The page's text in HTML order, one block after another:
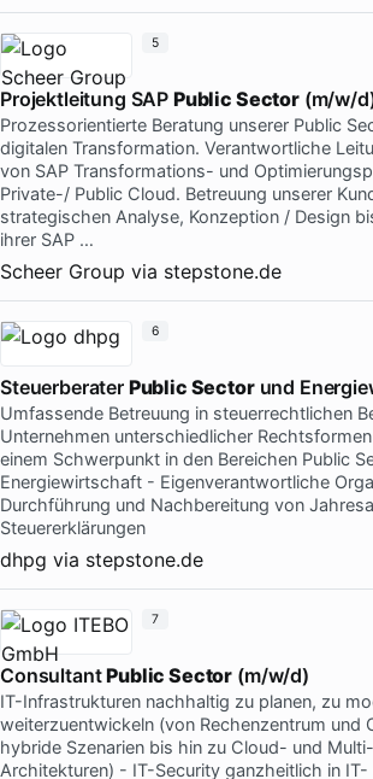
Projektleitung SAP Public Sector(m/w/
Prozessorientierte Beratung unserer Public
digitalen Transformation. Verantwortliche
von SAP Transformations- und
Private-/ Public Cloud. Betreuung unserer
strategischen Analyse, Konzeption / Design
ihrer SAP …
Scheer Group via stepstone.de
5
Steuerberater Public Sectorund
Umfassende Betreuung in steuerrechtlichen
Unternehmen unterschiedlicher
einem Schwerpunkt in den Bereichen Public
Energiewirtschaft - Eigenverantwortliche
Durchführung und Nachbereitung von
Steuererklärungen
dhpg via stepstone.de
6
ConsultantPublic Sector (m/w/d)
IT-Infrastrukturen nachhaltig zu planen, zu
weiterzuentwickeln (von Rechenzentrum und
hybride Szenarien bis hin zu Cloud- und
Architekturen) - IT-Security ganzheitlich in
7